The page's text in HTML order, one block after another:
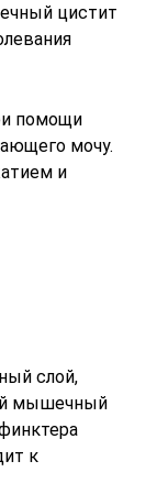
цистит
помощи
мочу.
и
слой,
мышечный
к